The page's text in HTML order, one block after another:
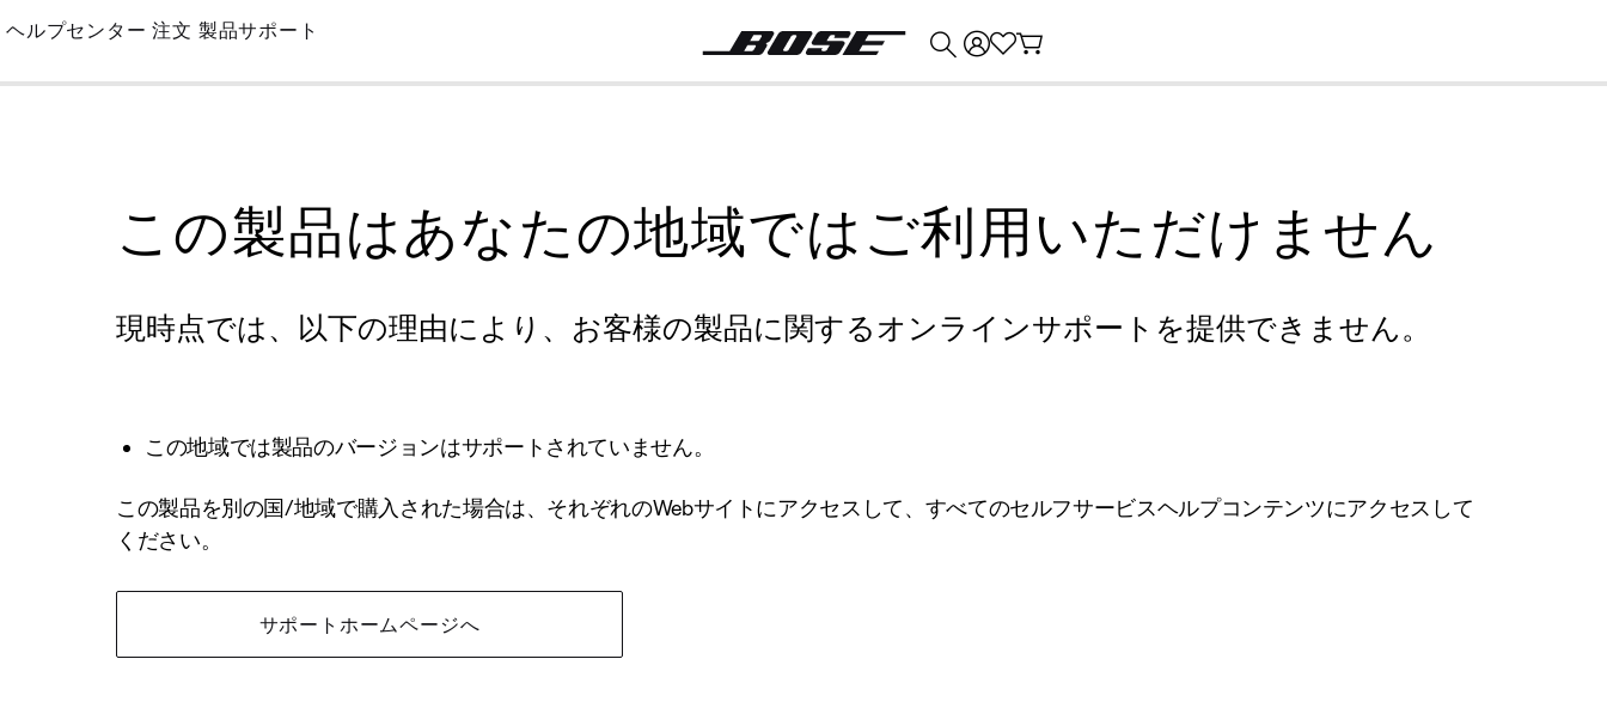
Skip
Main
ヘルプセンター 注文 製品サポート
この製品はあなたの地域ではご利用いただけません
現時点では、以下の理由により、お客様の製品に関するオンラインサポートを提供できません。
この地域では製品のバージョンはサポートされていません。
この製品を別の国/地域で購入された場合は、それぞれのWebサイトにアクセスして、すべてのセルフサービスヘルプコンテンツにアクセスして
ください。
サポートホームページへ